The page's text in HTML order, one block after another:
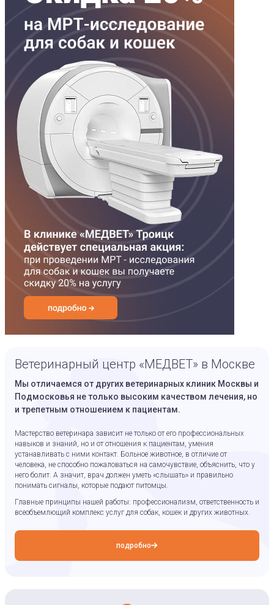
Ветеринарный центр «МЕДВЕТ» в Москве
Мы отличаемся от других ветеринарных клиник Москвы и
Подмосковья не только высоким качеством лечения, но
и трепетным отношением к пациентам.
Мастерство ветеринара зависит не только от его профессиональных
навыков и знаний, но и от отношения к пациентам, умения
устанавливать с ними контакт. Больное животное, в отличие от
человека, не способно пожаловаться на самочувствие, объяснить, что у
него болит. А значит, врач должен уметь «слышать» и правильно
понимать сигналы, которые подают питомцы.
Главные принципы нашей работы: профессионализм, ответственность и
всеобъемлющий комплекс услуг для собак, кошек и других животных.
подробно